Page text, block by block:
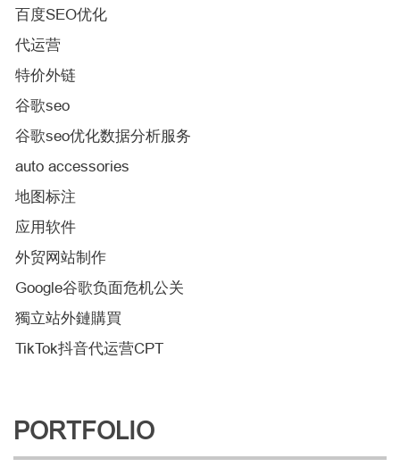
百度SEO优化
代运营
特价外链
谷歌seo
谷歌seo优化数据分析服务
auto accessories
地图标注
应用软件
外贸网站制作
Google谷歌负面危机公关
獨立站外鏈購買
TikTok抖音代运营CPT
PORTFOLIO